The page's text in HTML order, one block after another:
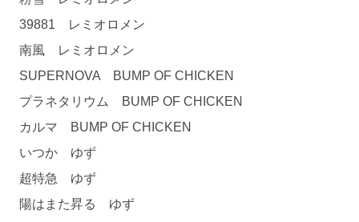
39881 レミオロメン
南風 レミオロメン
SUPERNOVA BUMP OF CHICKEN
プラネタリウム BUMP OF CHICKEN
カルマ BUMP OF CHICKEN
いつか ゆず
超特急 ゆず
陽はまた昇る ゆず